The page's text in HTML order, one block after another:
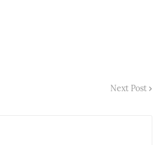
Next Post